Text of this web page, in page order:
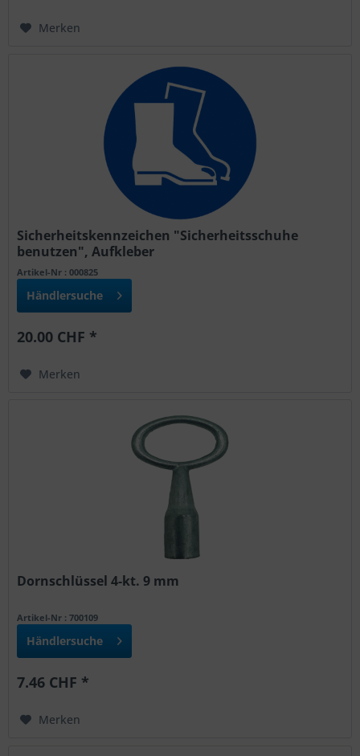
Merken
Sicherheitskennzeichen "Sicherheitsschuhe
benutzen", Aufkleber
Artikel-Nr : 000825
Händlersuche
20.00 CHF *
Merken
Dornschlüssel 4-kt. 9 mm
Artikel-Nr : 700109
Händlersuche
7.46 CHF *
Merken